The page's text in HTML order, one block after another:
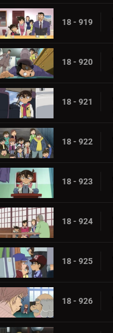
18 - 919
18 - 920
18 - 921
18 - 922
18 - 923
18 - 924
18 - 925
18 - 926